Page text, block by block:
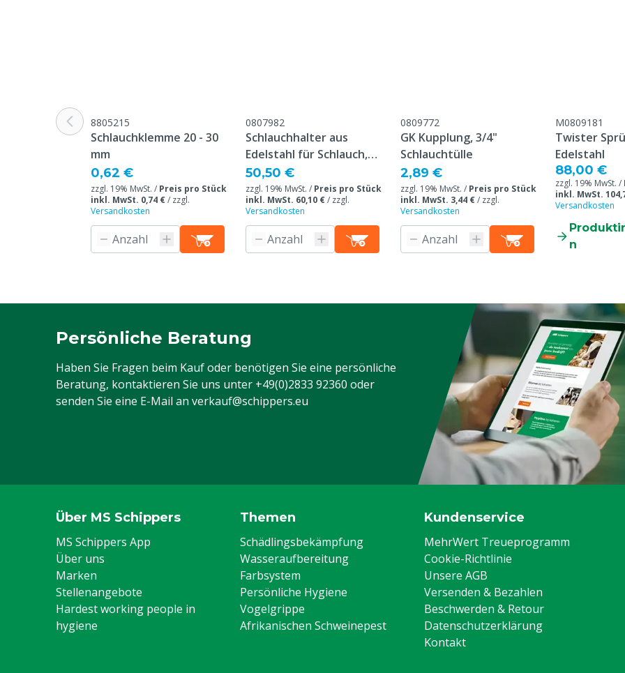
8805215
Schlauchklemme 20 - 30
mm
0,62 €
zzgl. 19% MwSt. / Preis pro Stück
inkl. MwSt. 0,74 €/ zzgl.
Versandkosten
0807982
Schlauchhalter aus
Edelstahl für Schlauch,
Wandmodell
50,50 €
zzgl. 19% MwSt. / Preis pro Stück
inkl. MwSt. 60,10 €/ zzgl.
Versandkosten
0809772
GK Kupplung, 3/4"
Schlauchtülle
2,89 €
zzgl. 19% MwSt. / Preis pro Stück
inkl. MwSt. 3,44 €/ zzgl.
Versandkosten
M0809181
Twister
Edelstahl
88,00 €
zzgl. 19% MwSt. /
inkl. MwSt.
Versandkosten
n
Persönliche Beratung
Haben Sie Fragen beim Kauf oder benötigen Sie eine persönliche
Beratung, kontaktieren Sie uns unter +49(0)2833 92360 oder
senden Sie eine E-Mail an verkauf@schippers.eu
Über MS Schippers
MS Schippers App
Über uns
Marken
Stellenangebote
Hardest working people in
hygiene
Themen
Schädlingsbekämpfung
Wasseraufbereitung
Farbsystem
Persönliche Hygiene
Vogelgrippe
Afrikanischen Schweinepest
Kundenservice
MehrWert Treueprogramm
Cookie-Richtlinie
Unsere AGB
Versenden & Bezahlen
Beschwerden & Retour
Datenschutzerklärung
Kontakt